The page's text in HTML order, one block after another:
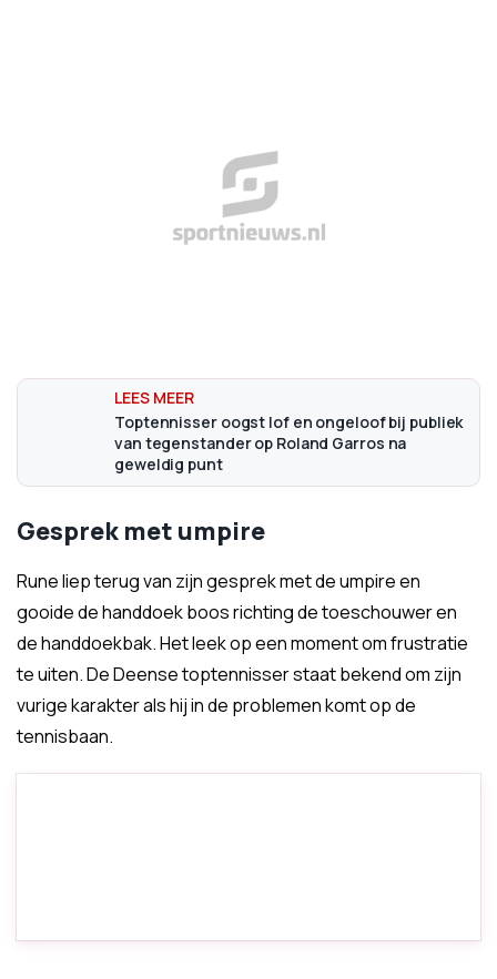
Toptennisser oogst lof en ongeloof bij publiek
van tegenstander op Roland Garros na
geweldig punt
Gesprek met umpire
Rune liep terug van zijn gesprek met de umpire en
gooide de handdoek boos richting de toeschouwer en
de handdoekbak. Het leek op een moment om frustratie
te uiten. De Deense toptennisser staat bekend om zijn
vurige karakter als hij in de problemen komt op de
tennisbaan.